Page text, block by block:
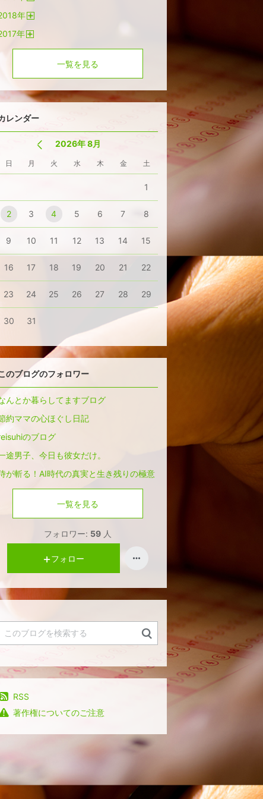
年
年
一覧を見る
レンダー
2026年 8月
日 月 火 水 木 金 土
1
2 3 4 5 6 7 8
9 10 11 12 13 14 15
16 17 18 19 20 21 22
23 24 25 26 27 28 29
30 31
のブログのフォロワー
んとか暮らしてますブログ
約ママの心ほぐし日記
のブログ
途男子、今日も彼女だけ。
が斬る！AI時代の真実と生き残りの極意
一覧を見る
フォロワー: 59 人
フォロー
RSS
著作権についてのご注意